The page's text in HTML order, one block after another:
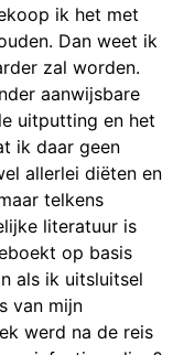
ik het met
Dan weet ik
zal worden.
aanwijsbare
uitputting en het
ik daar geen
allerlei diëten en
telkens
literatuur is
op basis
als ik uitsluitsel
van mijn
werd na de reis